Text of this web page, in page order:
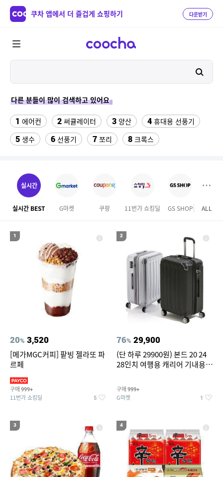
쿠차 앱에서 더 즐겁게 쇼핑하기 다운받기
다른 분들이 많이 검색하고 있어요
1 에어컨 2 써큘레이터 3 양산 4 휴대용 선풍기
5 생수 6 선풍기 7 쪼리 8 크록스
12 여자라인 댄스복
14 다이소C타입 to HDMI 미러링 케이블
16 포켓몬 카드 뱀부3겹대나무화장지 18 가디건
성인용세발자전거중고
ALL
실시간
실시간 BEST G마켓 쿠팡 11번가 쇼킹딜 GS SHOP 롯데
1
20% 3,520
[메가MGC커피] 팥빙 젤라또 파
르페
구매 999+
11번가 쇼킹딜 5
2
76% 29,900
(단 하루 29900원) 본드 20 24
28인치 여행용 캐리어 기내용
(20%쿠폰)
구매 999+
G마켓 1
3 4